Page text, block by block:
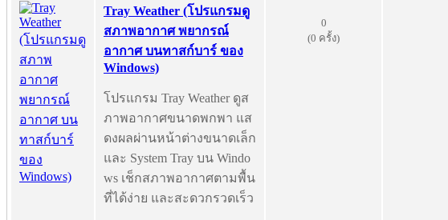
Tray Weather (โปรแกรมดู
สภาพอากาศ พยากรณ์
อากาศ บนทาสก์บาร์ ของ
Windows)
โปรแกรม Tray Weather ดูส
ภาพอากาศขนาดพกพา แส
ดงผลผ่านหน้าต่างขนาดเล็ก
และ System Tray บน Windo
ws เช็กสภาพอากาศตามพื้น
ที่ได้ง่าย และสะดวกรวดเร็ว
0
(0 ครั้ง)